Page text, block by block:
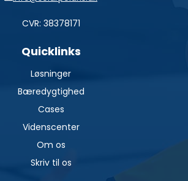
CVR: 38378171
Quicklinks
Løsninger
Bæredygtighed
Cases
Videnscenter
Om os
Skriv til os